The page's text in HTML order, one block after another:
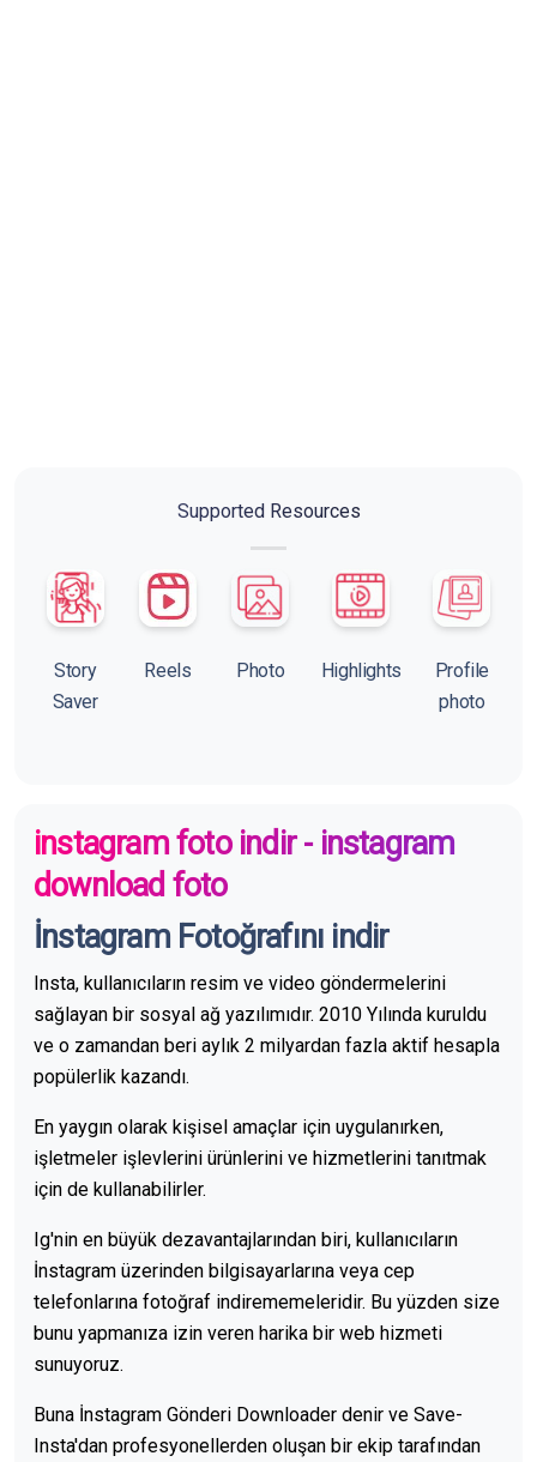
Supported Resources
Story
Saver
Reels Photo Highlights
Profile
photo
instagram foto indir - instagram
download foto
İnstagram Fotoğrafını indir
Insta, kullanıcıların resim ve video göndermelerini
sağlayan bir sosyal ağ yazılımıdır. 2010 Yılında kuruldu
ve o zamandan beri aylık 2 milyardan fazla aktif hesapla
popülerlik kazandı.
En yaygın olarak kişisel amaçlar için uygulanırken,
işletmeler işlevlerini ürünlerini ve hizmetlerini tanıtmak
için de kullanabilirler.
Ig'nin en büyük dezavantajlarından biri, kullanıcıların
İnstagram üzerinden bilgisayarlarına veya cep
telefonlarına fotoğraf indirememeleridir. Bu yüzden size
bunu yapmanıza izin veren harika bir web hizmeti
sunuyoruz.
Buna İnstagram Gönderi Downloader denir ve Save-
Insta'dan profesyonellerden oluşan bir ekip tarafından